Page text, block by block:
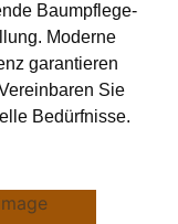
Baumpflege-
Moderne
garantieren
Sie
Bedürfnisse.